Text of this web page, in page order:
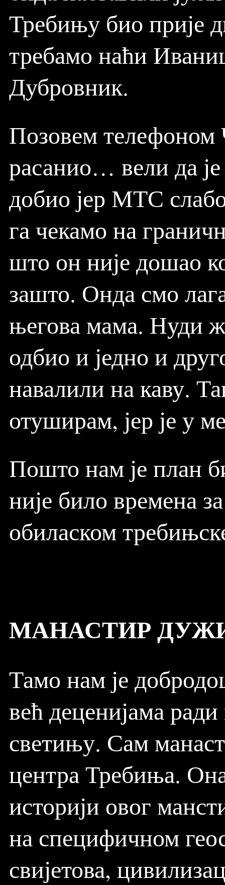
Требињу био прије
требамо наћи
Дубровник.
Позовем телефоном
расанио… вели да
добио јер МТС
га чекамо на
што он није дошао
зашто. Онда смо
његова мама. Нуди
одбио и једно и
навалили на каву.
отуширам, јер је у
Пошто нам је план
није било времена
обиласком
МАНАСТИР
Тамо нам је
већ деценијама
светињу. Сам
центра Требиња.
историји овог
на специфичном
свијетова,